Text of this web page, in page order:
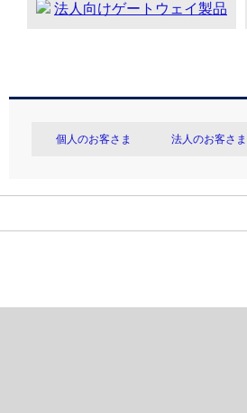
法人向けゲートウェイ製品
個人のお客さま 法人のお客さま